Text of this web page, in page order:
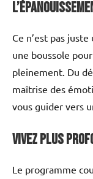
Ce n’est pas
une boussole
pleinement. Du
maîtrise des
vous guider vers
Vivez Plus
Le programme